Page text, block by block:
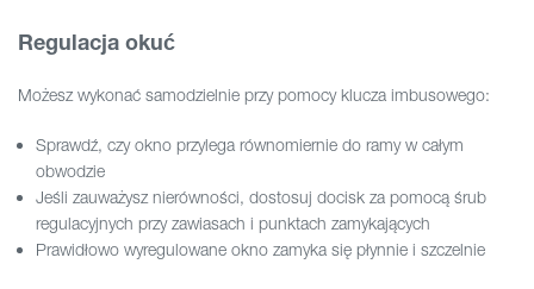
Regulacja okuć
Możesz wykonać samodzielnie przy pomocy klucza imbusowego:
Sprawdź, czy okno przylega równomiernie do ramy w całym
obwodzie
Jeśli zauważysz nierówności, dostosuj docisk za pomocą śrub
regulacyjnych przy zawiasach i punktach zamykających
Prawidłowo wyregulowane okno zamyka się płynnie i szczelnie